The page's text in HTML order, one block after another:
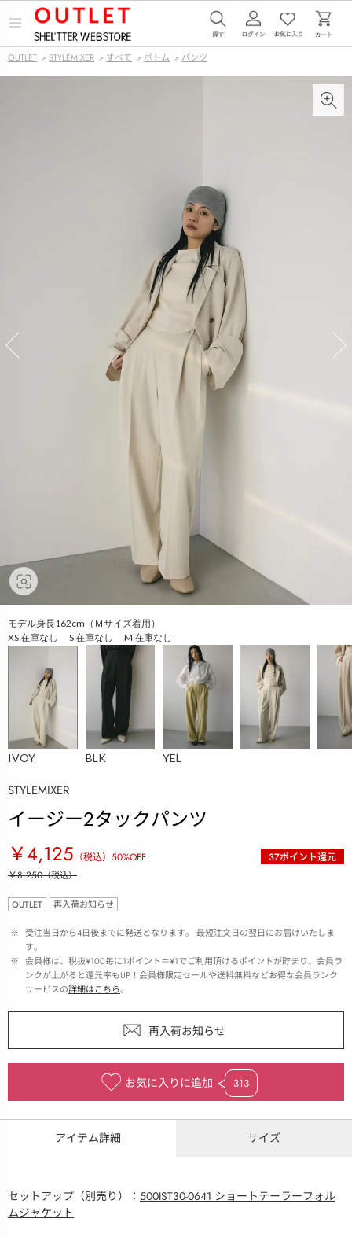
メ
ー
を
OUTLET > STYLEMIXER > すべて > ボトム > パンツ
モデル身長162cm（Ｍサイズ着用）
XS 在庫なし S 在庫なし M 在庫なし
IVOY BLK YEL
STYLEMIXER
イージー2タックパンツ
￥4,125 （税込） 50%OFF 37ポイント還元
￥8,250（税込）
OUTLET 再入荷お知らせ
※ 受注当日から4日後までに発送となります。 最短注文日の翌日にお届けいたしま
す。
※ 会員様は、税抜¥100毎に1ポイント＝¥1でご利用頂けるポイントが貯まり、会員ラ
ンクが上がると還元率もUP！会員様限定セールや送料無料などお得な会員ランク
サービスの詳細はこちら。
お気に入りに追加 313
アイテム詳細 サイズ
セットアップ（別売り）： 500IST30-0641 ショートテーラーフォル
ムジャケット